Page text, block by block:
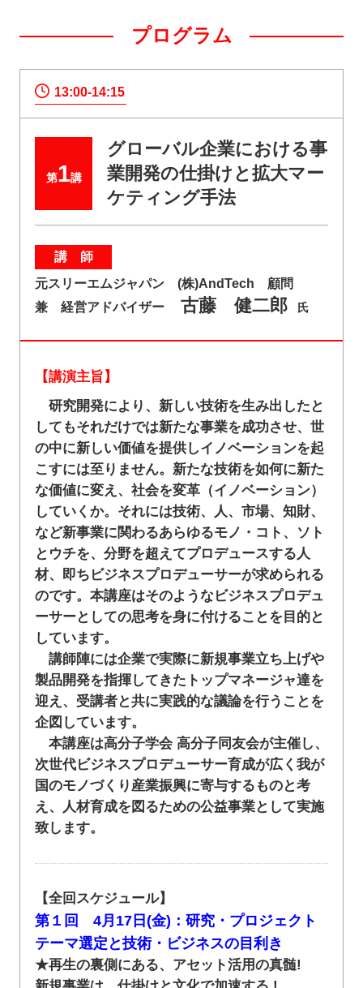
プログラム
13:00-14:15
第1講
グローバル企業における事
業開発の仕掛けと拡大マー
ケティング手法
講 師
元スリーエムジャパン (株)AndTech 顧問
兼 経営アドバイザー
古藤 健二郎 氏
【講演主旨】
研究開発により、新しい技術を生み出したと
してもそれだけでは新たな事業を成功させ、世
の中に新しい価値を提供しイノベーションを起
こすには至りません。新たな技術を如何に新た
な価値に変え、社会を変革（イノベーション）
していくか。それには技術、人、市場、知財、
など新事業に関わるあらゆるモノ・コト、ソト
とウチを、分野を超えてプロデュースする人
材、即ちビジネスプロデューサーが求められる
のです。本講座はそのようなビジネスプロデュ
ーサーとしての思考を身に付けることを目的と
しています。
講師陣には企業で実際に新規事業立ち上げや
製品開発を指揮してきたトップマネージャ達を
迎え、受講者と共に実践的な議論を行うことを
企図しています。
本講座は高分子学会 高分子同友会が主催し、
次世代ビジネスプロデューサー育成が広く我が
国のモノづくり産業振興に寄与するものと考
え、人材育成を図るための公益事業として実施
致します。
【全回スケジュール】
第１回 4月17日(金)：研究・プロジェクト
テーマ選定と技術・ビジネスの目利き
★再生の裏側にある、アセット活用の真髄!